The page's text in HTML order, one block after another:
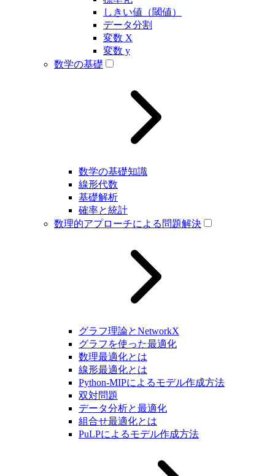
しきい値（閾値）
データ分割
変数 X
変数 y
数学の基礎
数学の基礎知識
線形代数
基礎解析
確率と統計
数理的アプローチによる問題解決
グラフ理論とNetworkX
グラフを使った最適化
数理最適化とは
線形最適化とは
Python-MIPによるモデル作成方法
双対問題
データ分析と最適化
組合せ最適化とは
PuLPによるモデル作成方法